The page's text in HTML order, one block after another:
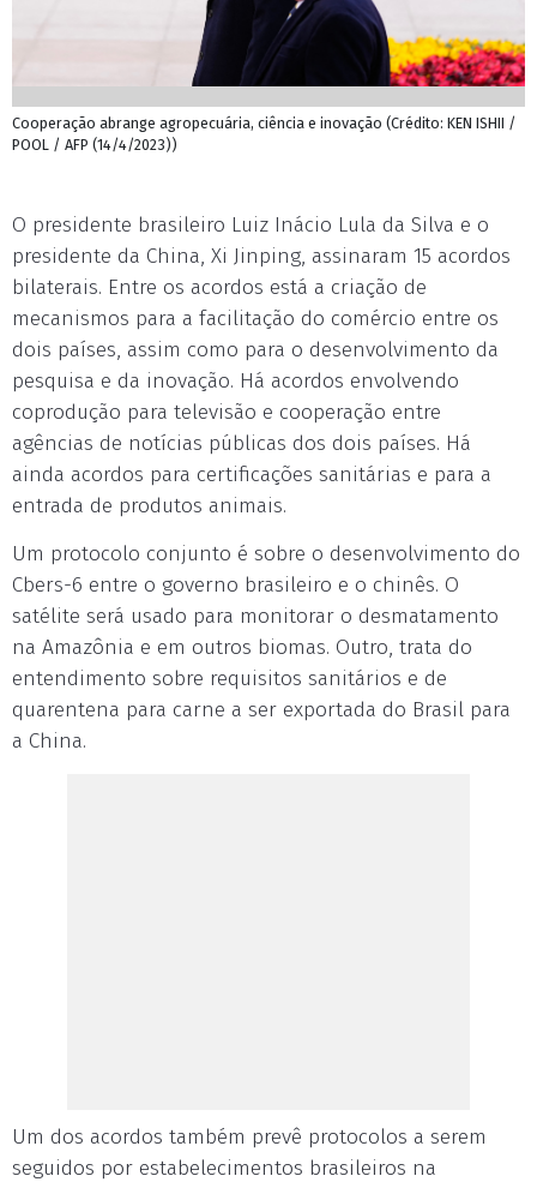
Cooperação abrange agropecuária, ciência e inovação (Crédito: KEN ISHII /
POOL / AFP (14/4/2023))
O presidente brasileiro Luiz Inácio Lula da Silva e o
presidente da China, Xi Jinping, assinaram 15 acordos
bilaterais. Entre os acordos está a criação de
mecanismos para a facilitação do comércio entre os
dois países, assim como para o desenvolvimento da
pesquisa e da inovação. Há acordos envolvendo
coprodução para televisão e cooperação entre
agências de notícias públicas dos dois países. Há
ainda acordos para certificações sanitárias e para a
entrada de produtos animais.
Um protocolo conjunto é sobre o desenvolvimento do
Cbers-6 entre o governo brasileiro e o chinês. O
satélite será usado para monitorar o desmatamento
na Amazônia e em outros biomas. Outro, trata do
entendimento sobre requisitos sanitários e de
quarentena para carne a ser exportada do Brasil para
a China.
Um dos acordos também prevê protocolos a serem
seguidos por estabelecimentos brasileiros na